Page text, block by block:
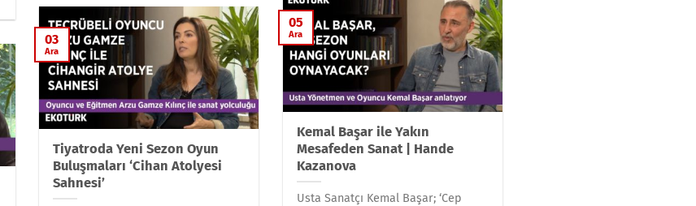
Kemal Başar ile Yakın
Mesafeden Sanat | Hande
Kazanova
Usta Sanatçı Kemal Başar; ‘Cep
05
Ara
Tiyatroda Yeni Sezon Oyun
Buluşmaları ‘Cihan Atolyesi
Sahnesi’
03
Ara